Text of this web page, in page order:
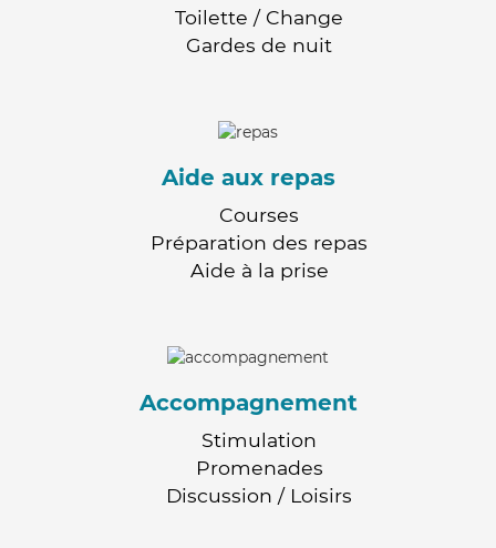
Toilette / Change
Gardes de nuit
Aide aux repas
Courses
Préparation des repas
Aide à la prise
Accompagnement
Stimulation
Promenades
Discussion / Loisirs